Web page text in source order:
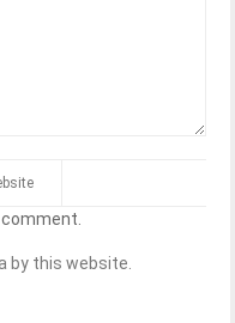
by this website.